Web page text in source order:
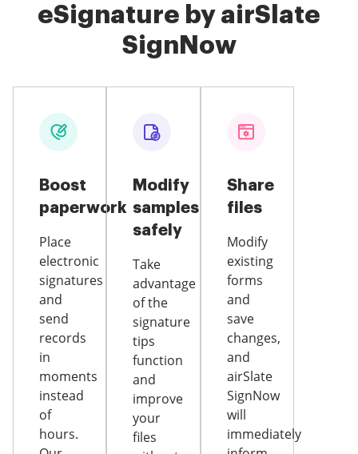
eSignature by airSlate
SignNow
Boost
paperwork
Place
electronic
signatures
and
send
records
in
moments
instead
of
hours.
Modify
samples
safely
Take
advantage
of the
signature
tips
function
and
improve
your
files
Share
files
Modify
existing
forms
and
save
changes,
and
airSlate
SignNow
will
immediately